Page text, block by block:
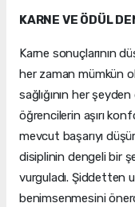
KARNE VE ÖDÜL
Karne sonuçlarının
her zaman mümkün
sağlığının her
öğrencilerin aşırı
mevcut başarıyı
disiplinin dengeli bir
vurguladı. Şiddetten
benimsenmesini